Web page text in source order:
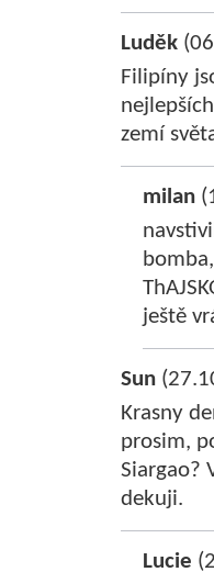
Luděk
Filipíny
zemí
milan
ještě
Sun
Krasny
prosim,
Siargao?
dekuji.
Lucie